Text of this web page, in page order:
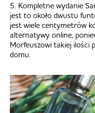
5. Kompletne wydanie
jest to około dwustu
jest wiele centymetrów
alternatywy online,
Morfeuszowi takiej ilości
domu.